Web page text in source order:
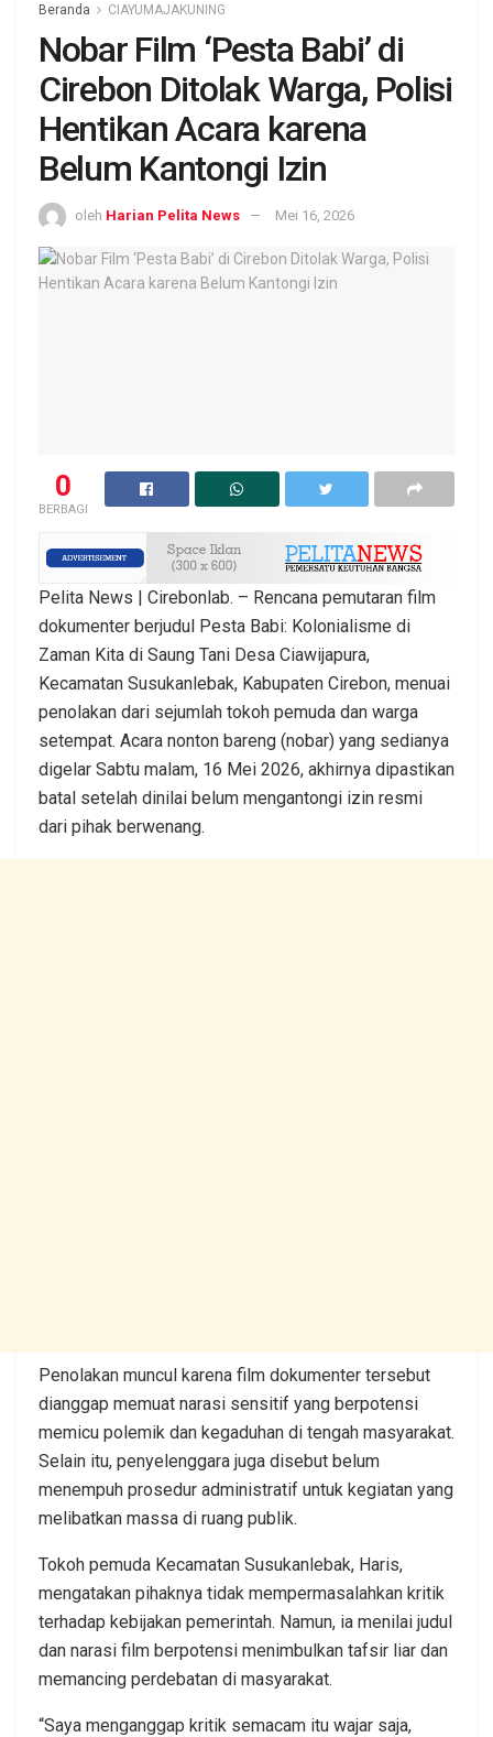
Beranda CIAYUMAJAKUNING
Nobar Film ‘Pesta Babi’ di
Cirebon Ditolak Warga, Polisi
Hentikan Acara karena
Belum Kantongi Izin
oleh Harian Pelita News Mei 16, 2026
0
BERBAGI
Pelita News | Cirebonlab. – Rencana pemutaran film
dokumenter berjudul Pesta Babi: Kolonialisme di
Zaman Kita di Saung Tani Desa Ciawijapura,
Kecamatan Susukanlebak, Kabupaten Cirebon, menuai
penolakan dari sejumlah tokoh pemuda dan warga
setempat. Acara nonton bareng (nobar) yang sedianya
digelar Sabtu malam, 16 Mei 2026, akhirnya dipastikan
batal setelah dinilai belum mengantongi izin resmi
dari pihak berwenang.
Penolakan muncul karena film dokumenter tersebut
dianggap memuat narasi sensitif yang berpotensi
memicu polemik dan kegaduhan di tengah masyarakat.
Selain itu, penyelenggara juga disebut belum
menempuh prosedur administratif untuk kegiatan yang
melibatkan massa di ruang publik.
Tokoh pemuda Kecamatan Susukanlebak, Haris,
mengatakan pihaknya tidak mempermasalahkan kritik
terhadap kebijakan pemerintah. Namun, ia menilai judul
dan narasi film berpotensi menimbulkan tafsir liar dan
memancing perdebatan di masyarakat.
“Saya menganggap kritik semacam itu wajar saja,